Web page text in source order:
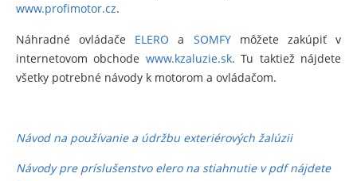
www.profimotor.cz.
Náhradné ovládače ELERO a SOMFYmôžete zakúpiť v
internetovom obchode www.kzaluzie.sk. Tu taktiež nájdete
všetky potrebné návody k motorom a ovládačom.
Návod na používanie a údržbu exteriérových žalúzii
Návody pre príslušenstvo elero na stiahnutie v pdf nájdete